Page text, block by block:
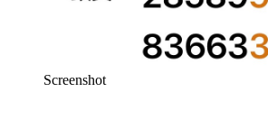
Screenshot